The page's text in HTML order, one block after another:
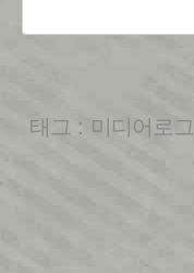
태그 : 미디어로그